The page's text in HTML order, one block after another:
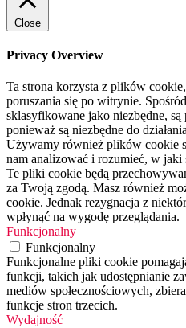
Close
Privacy Overview
Ta strona korzysta z plików
poruszania się po witrynie.
sklasyfikowane jako niezbędne,
ponieważ są niezbędne do
Używamy również plików cookie
nam analizować i rozumieć, w
Te pliki cookie będą
za Twoją zgodą. Masz również
cookie. Jednak rezygnacja z
wpłynąć na wygodę przeglądania.
Funkcjonalny
Funkcjonalny
Funkcjonalne pliki cookie
funkcji, takich jak udostępnianie
mediów społecznościowych,
funkcje stron trzecich.
Wydajność